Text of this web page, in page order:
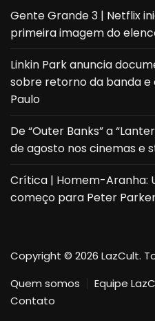
Gente Grande 3 | Netflix
primeira imagem do
Linkin Park anuncia
sobre retorno da banda e
Paulo
De “Outer Banks” a
de agosto nos cinemas e
Crítica | Homem-Aranha:
começo para Peter
Copyright © 2026 LazCult.
Quem somos
Equipe
Contato